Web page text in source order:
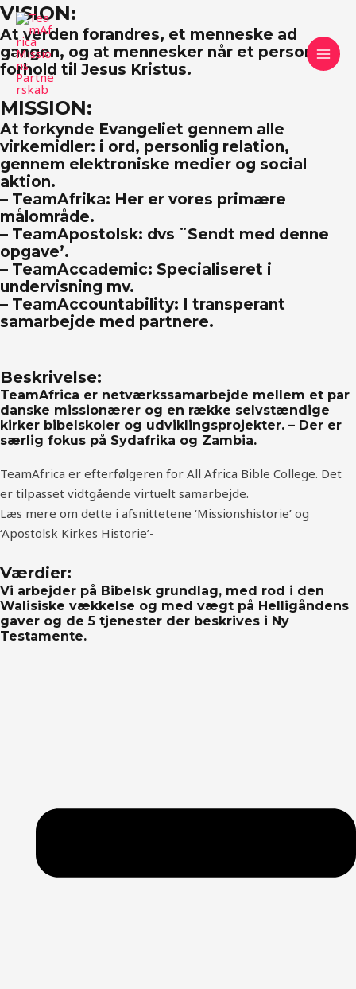
Skip
to
content
VISION:
At verden forandres, et menneske ad
gangen, og at mennesker når et personligt
forhold til Jesus Kristus.
MISSION:
At forkynde Evangeliet gennem alle
virkemidler: i ord, personlig relation,
gennem elektroniske medier og social
aktion.
– TeamAfrika: Her er vores primære
målområde.
– TeamApostolsk: dvs ¨Sendt med denne
opgave’.
– TeamAccademic: Specialiseret i
undervisning mv.
– TeamAccountability: I transperant
samarbejde med partnere.
Beskrivelse:
TeamAfrica er netværkssamarbejde mellem et par
danske missionærer og en række selvstændige
kirker bibelskoler og udviklingsprojekter. – Der er
særlig fokus på Sydafrika og Zambia.
TeamAfrica er efterfølgeren for All Africa Bible College. Det
er tilpasset vidtgående virtuelt samarbejde.
Læs mere om dette i afsnittetene ‘Missionshistorie’ og
‘Apostolsk Kirkes Historie’-
Værdier:
Vi arbejder på Bibelsk grundlag, med rod i den
Walisiske vækkelse og med vægt på Helligåndens
gaver og de 5 tjenester der beskrives i Ny
Testamente.